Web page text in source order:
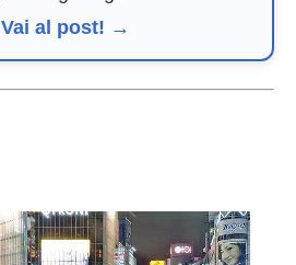
Vai al post! →